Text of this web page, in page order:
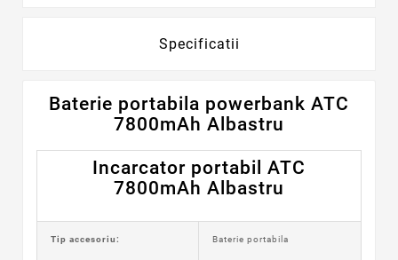
Specificatii
Baterie portabila powerbank ATC
7800mAh Albastru
Incarcator portabil ATC
7800mAh Albastru
Tip accesoriu: Baterie portabila